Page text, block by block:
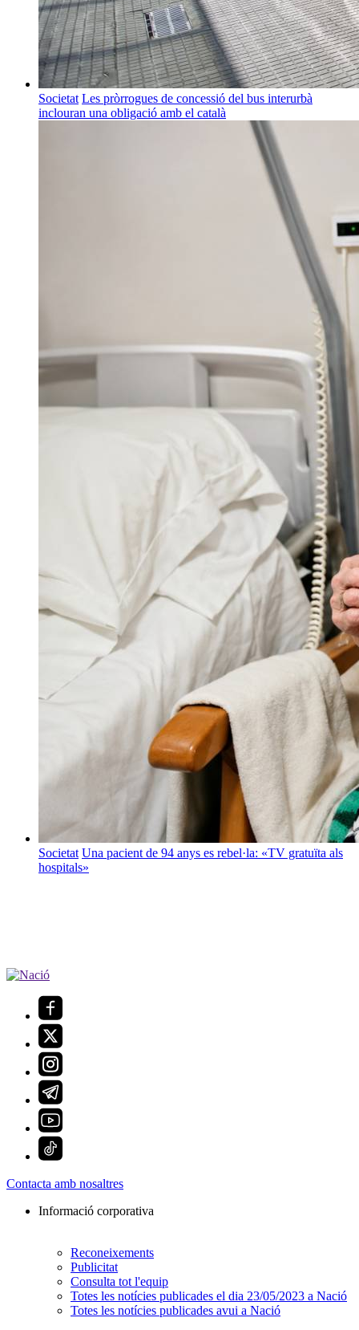
Societat Les pròrrogues de concessió del bus interurbà
inclouran una obligació amb el català
Societat Una pacient de 94 anys es rebel·la: «TV gratuïta als
hospitals»
Contacta amb nosaltres
Informació corporativa
Reconeixements
Publicitat
Consulta tot l'equip
Totes les notícies publicades el dia 23/05/2023 a Nació
Totes les notícies publicades avui a Nació